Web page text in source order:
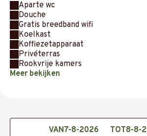
Aparte wc
Douche
Gratis breedband wifi
Koelkast
Koffiezetapparaat
Privéterras
Rookvrije kamers
Meer bekijken
VAN TOT